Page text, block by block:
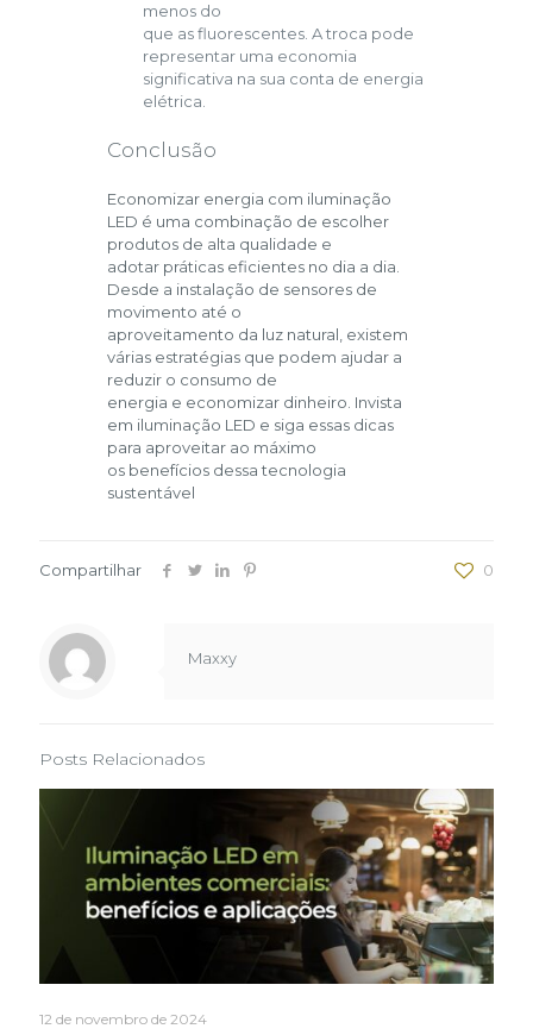
menos do
que as fluorescentes. A troca pode
representar uma economia
significativa na sua conta de energia
elétrica.
Conclusão
Economizar energia com iluminação
LED é uma combinação de escolher
produtos de alta qualidade e
adotar práticas eficientes no dia a dia.
Desde a instalação de sensores de
movimento até o
aproveitamento da luz natural, existem
várias estratégias que podem ajudar a
reduzir o consumo de
energia e economizar dinheiro. Invista
em iluminação LED e siga essas dicas
para aproveitar ao máximo
os benefícios dessa tecnologia
sustentável
Compartilhar 0
Maxxy
Posts Relacionados
12 de novembro de 2024